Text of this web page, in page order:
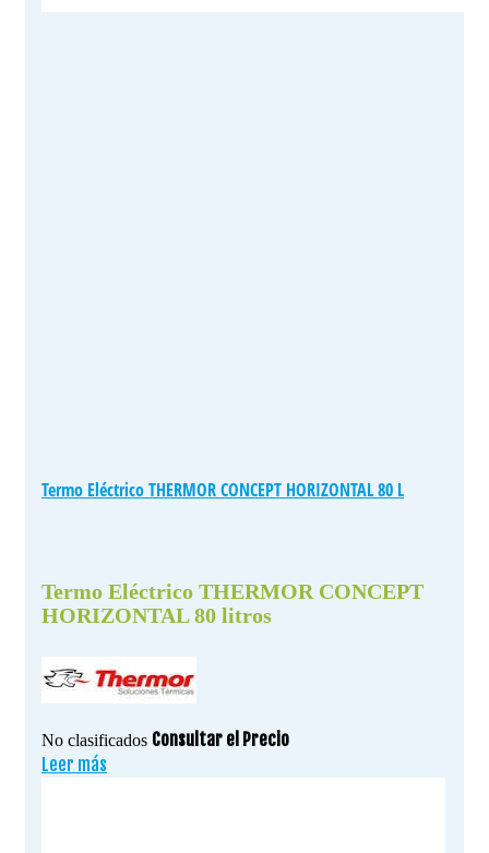
Termo Eléctrico THERMOR CONCEPT HORIZONTAL 80 L
Termo Eléctrico THERMOR CONCEPT
HORIZONTAL 80 litros
No clasificados Consultar el Precio
Leer más